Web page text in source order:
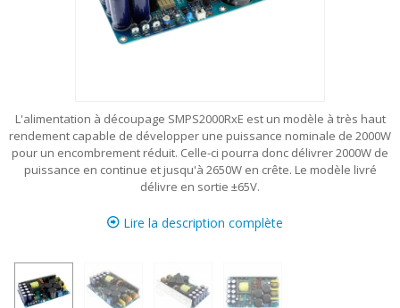
L'alimentation à découpage SMPS2000RxE est un modèle à très haut
rendement capable de développer une puissance nominale de 2000W
pour un encombrement réduit. Celle-ci pourra donc délivrer 2000W de
puissance en continue et jusqu'à 2650W en crête. Le modèle livré
délivre en sortie ±65V.
Lire la description complète